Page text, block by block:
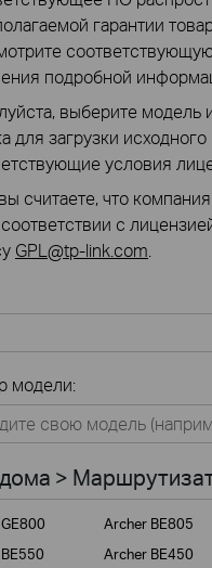
гарантии
подробной
выберите модель
для загрузки
условия
считаете, что
с
GPL@tp-link.com
дом
связи
модели:
>
Archer BE805
Archer BE450